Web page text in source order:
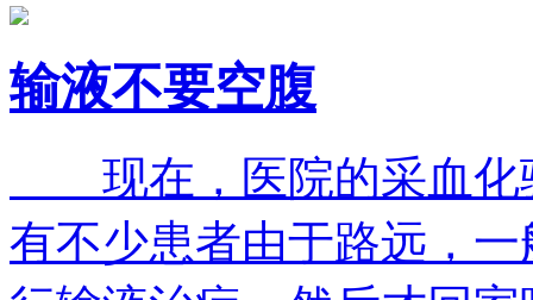
输液不要空腹
现在，医院的采血化
有不少患者由于路远，